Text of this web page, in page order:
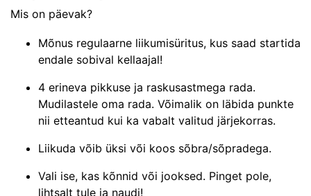
Mis on päevak?
Mõnus regulaarne liikumisüritus, kus saad startida
endale sobival kellaajal!
4 erineva pikkuse ja raskusastmega rada.
Mudilastele oma rada. Võimalik on läbida punkte
nii etteantud kui ka vabalt valitud järjekorras.
Liikuda võib üksi või koos sõbra/sõpradega.
Vali ise, kas kõnnid või jooksed. Pinget pole,
lihtsalt tule ja naudi!